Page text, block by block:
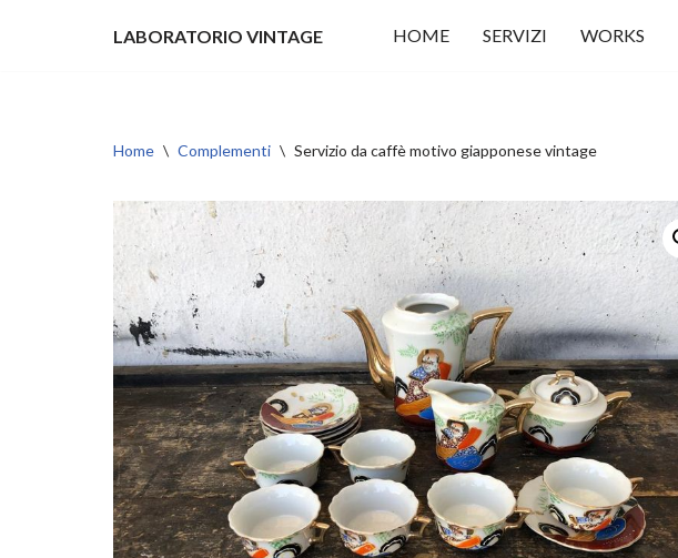
LABORATORIO VINTAGE HOME SERVIZI WORKS
Home \ Complementi \ Servizio da caffè motivo giapponese vintage